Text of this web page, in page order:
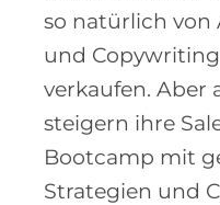
so natürlich von
und
verkaufen. Aber
steigern ihre
Bootcamp mit
Strategien und